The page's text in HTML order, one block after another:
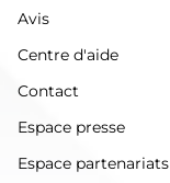
Avis
Centre d'aide
Contact
Espace presse
Espace partenariats